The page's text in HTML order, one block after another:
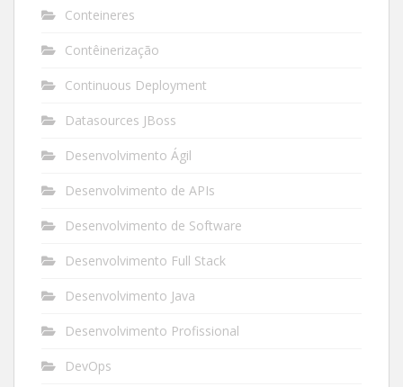
Conteineres
Contêinerização
Continuous Deployment
Datasources JBoss
Desenvolvimento Ágil
Desenvolvimento de APIs
Desenvolvimento de Software
Desenvolvimento Full Stack
Desenvolvimento Java
Desenvolvimento Profissional
DevOps